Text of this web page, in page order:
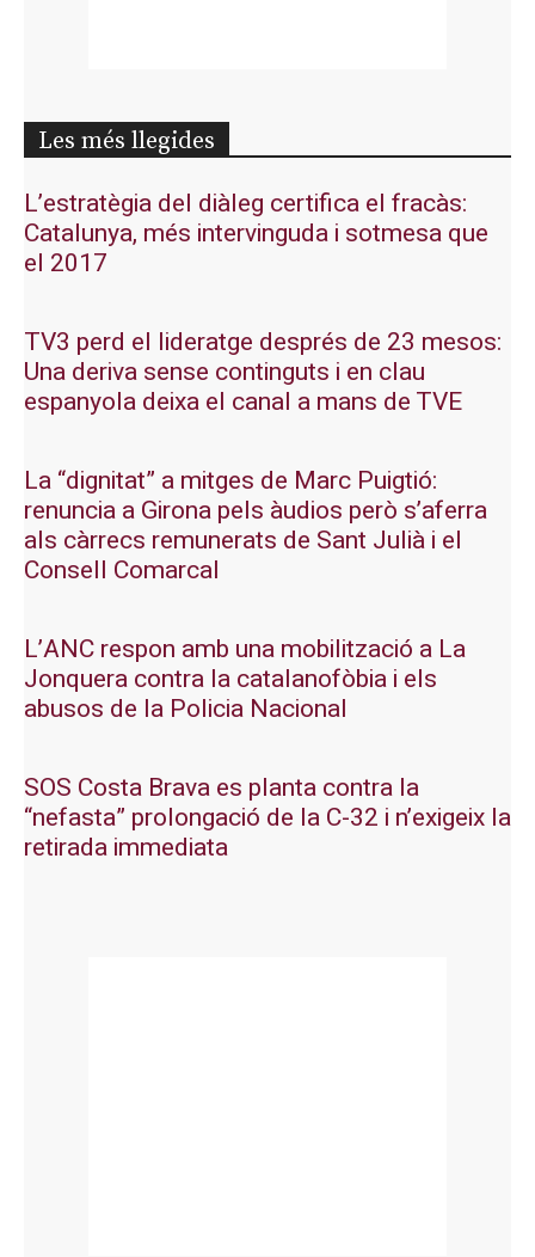
Les més llegides
L’estratègia del diàleg certifica el fracàs:
Catalunya, més intervinguda i sotmesa que
el 2017
TV3 perd el lideratge després de 23 mesos:
Una deriva sense continguts i en clau
espanyola deixa el canal a mans de TVE
La “dignitat” a mitges de Marc Puigtió:
renuncia a Girona pels àudios però s’aferra
als càrrecs remunerats de Sant Julià i el
Consell Comarcal
L’ANC respon amb una mobilització a La
Jonquera contra la catalanofòbia i els
abusos de la Policia Nacional
SOS Costa Brava es planta contra la
“nefasta” prolongació de la C-32 i n’exigeix la
retirada immediata